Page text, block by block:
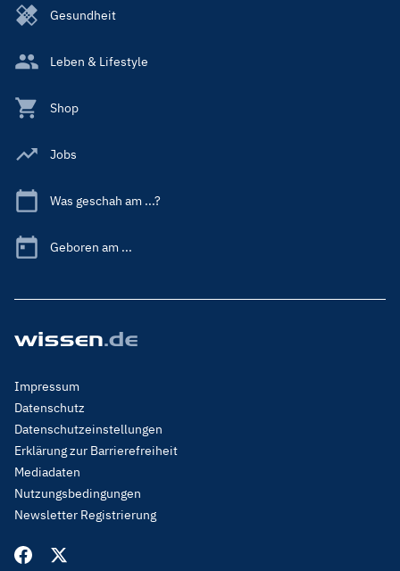
Gesundheit
Leben & Lifestyle
Shop
Jobs
Was geschah am ...?
Geboren am ...
Footer
Menu
Legal
Impressum
Datenschutz
Datenschutzeinstellungen
Erklärung zur Barrierefreiheit
Mediadaten
Nutzungsbedingungen
Newsletter Registrierung